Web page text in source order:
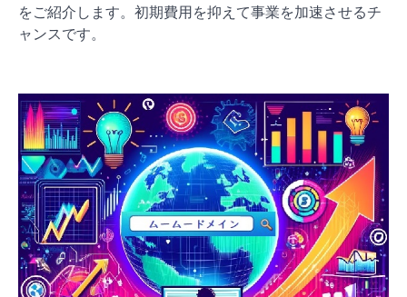
をご紹介します。初期費用を抑えて事業を加速させるチ
ャンスです。